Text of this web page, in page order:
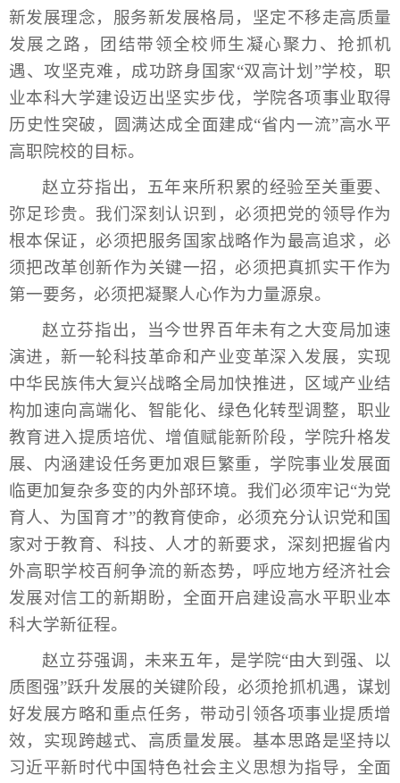
新发展理念，服务新发展格局，坚定不移走高质量
发展之路，团结带领全校师生凝心聚力、抢抓机
遇、攻坚克难，成功跻身国家“双高计划”学校，职
业本科大学建设迈出坚实步伐，学院各项事业取得
历史性突破，圆满达成全面建成“省内一流”高水平
高职院校的目标。
赵立芬指出，五年来所积累的经验至关重要、
弥足珍贵。我们深刻认识到，必须把党的领导作为
根本保证，必须把服务国家战略作为最高追求，必
须把改革创新作为关键一招，必须把真抓实干作为
第一要务，必须把凝聚人心作为力量源泉。
赵立芬指出，当今世界百年未有之大变局加速
演进，新一轮科技革命和产业变革深入发展，实现
中华民族伟大复兴战略全局加快推进，区域产业结
构加速向高端化、智能化、绿色化转型调整，职业
教育进入提质培优、增值赋能新阶段，学院升格发
展、内涵建设任务更加艰巨繁重，学院事业发展面
临更加复杂多变的内外部环境。我们必须牢记“为党
育人、为国育才”的教育使命，必须充分认识党和国
家对于教育、科技、人才的新要求，深刻把握省内
外高职学校百舸争流的新态势，呼应地方经济社会
发展对信工的新期盼，全面开启建设高水平职业本
科大学新征程。
赵立芬强调，未来五年，是学院“由大到强、以
质图强”跃升发展的关键阶段，必须抢抓机遇，谋划
好发展方略和重点任务，带动引领各项事业提质增
效，实现跨越式、高质量发展。基本思路是坚持以
习近平新时代中国特色社会主义思想为指导，全面